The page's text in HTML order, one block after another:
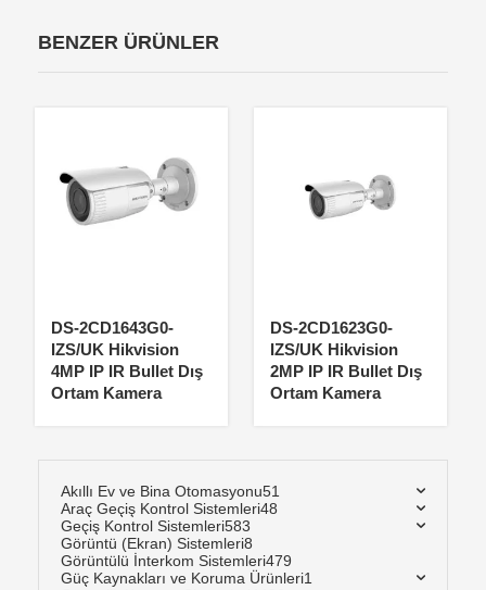
BENZER ÜRÜNLER
DS-2CD1643G0-
IZS/UK Hikvision
4MP IP IR Bullet Dış
Ortam Kamera
DS-2CD1623G0-
IZS/UK Hikvision
2MP IP IR Bullet Dış
Ortam Kamera
Akıllı Ev ve Bina Otomasyonu51
Araç Geçiş Kontrol Sistemleri48
Geçiş Kontrol Sistemleri583
Görüntü (Ekran) Sistemleri8
Görüntülü İnterkom Sistemleri479
Güç Kaynakları ve Koruma Ürünleri1